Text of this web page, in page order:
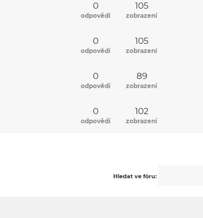
0
odpovědí
105
zobrazení
0
odpovědí
105
zobrazení
0
odpovědí
89
zobrazení
0
odpovědí
102
zobrazení
Hledat ve fóru: